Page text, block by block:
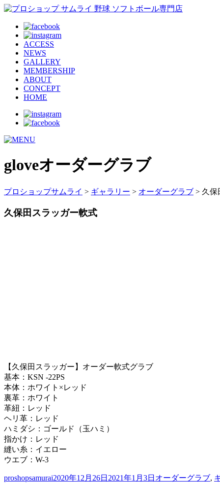
ACCESS
NEWS
GALLERY
MEMBERSHIP
ABOUT
CONCEPT
HOME
gloveオーダーグラブ
プロショップサムライ > ギャラリー > オーダーグラブ > 久保
久保田スラッガー軟式
【久保田スラッガー】オーダー軟式グラブ
基本：KSN -22PS
本体：ホワイト×レッド
裏革：ホワイト
革紐：レッド
ヘリ革：レッド
ハミダシ：ゴールド（玉ハミ）
指かけ：レッド
縫い糸：イエロー
ウエブ：W-3
投
proshopsamurai投
2020年12月26日 2021年1月3日 カ
オーダーグラブ,